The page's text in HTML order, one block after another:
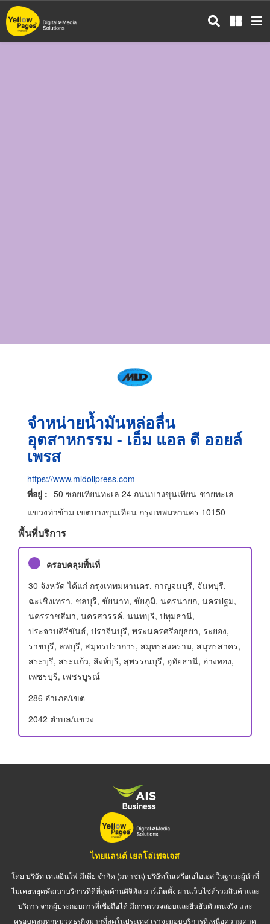
ข้าม
ไป
จำหน่ายน้ำมันหล่อลื่น
อุตสาหกรรม - เอ็ม แอล ดี ออยล์
เพรส
https://www.mldoilpress.com
ที่อยู่ : 50 ซอยเทียนทะเล 24 ถนนบางขุนเทียน-ชายทะเล
แขวงท่าข้าม เขตบางขุนเทียน กรุงเทพมหานคร 10150
พื้นที่บริการ
ครอบคลุมพื้นที่
30 จังหวัด ได้แก่ กรุงเทพมหานคร, กาญจนบุรี, จันทบุรี,
ฉะเชิงเทรา, ชลบุรี, ชัยนาท, ชัยภูมิ, นครนายก, นครปฐม,
นครราชสีมา, นครสวรรค์, นนทบุรี, ปทุมธานี,
ประจวบคีรีขันธ์, ปราจีนบุรี, พระนครศรีอยุธยา, ระยอง,
ราชบุรี, ลพบุรี, สมุทรปราการ, สมุทรสงคราม, สมุทรสาคร,
สระบุรี, สระแก้ว, สิงห์บุรี, สุพรรณบุรี, อุทัยธานี, อ่างทอง,
เพชรบุรี, เพชรบูรณ์
286 อําเภอ/เขต
2042 ตำบล/แขวง
ไทยแลนด์ เยลโล่เพจเจส
โดย บริษัท เทเลอินโฟ มีเดีย จำกัด (มหาชน) บริษัทในเครือเอไอเอส ในฐานะผู้นำที่
ไม่เคยหยุดพัฒนาบริการที่ดีที่สุดด้านดิจิทัล มาร์เก็ตติ้ง ผ่านเว็บไซต์รวมสินค้าและ
บริการ จากผู้ประกอบการที่เชื่อถือได้ มีการตรวจสอบและยืนยันตัวตนจริง และ
ครอบคลุมทุกหมวดธุรกิจมากที่สุดในประเทศ เราจะมอบบริการที่เหนือความคาด